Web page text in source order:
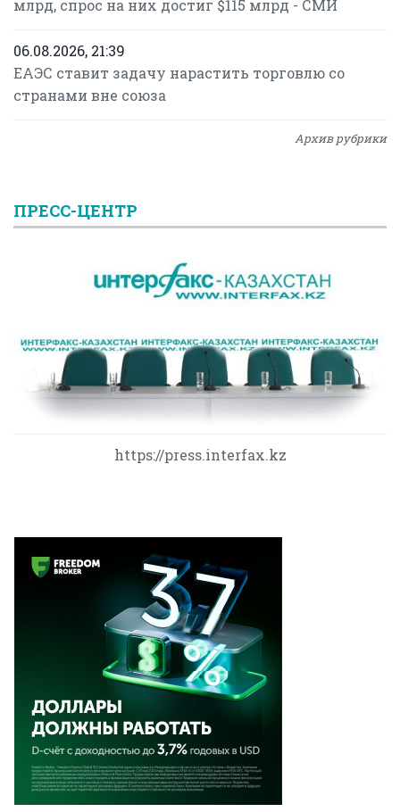
млрд, спрос на них достиг $115 млрд - СМИ
06.08.2026, 21:39
ЕАЭС ставит задачу нарастить торговлю со
странами вне союза
Архив рубрики
ПРЕСС-ЦЕНТР
https://press.interfax.kz